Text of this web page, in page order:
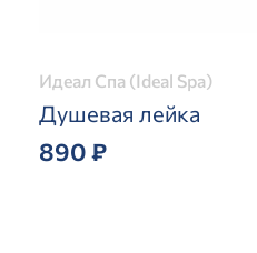
Идеал Спа (Ideal Spa)
Душевая лейка
890 ₽